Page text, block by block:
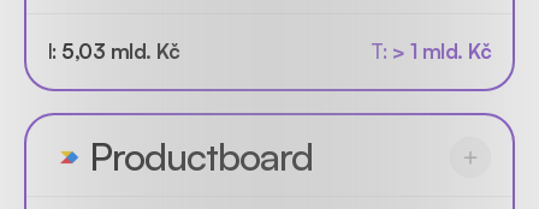
I: 5,03 mld. Kč T: > 1 mld. Kč
Productboard